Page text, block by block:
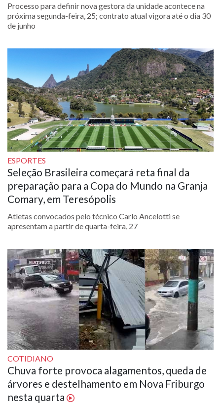
Processo para definir nova gestora da unidade acontece na
próxima segunda-feira, 25; contrato atual vigora até o dia 30
de junho
ESPORTES
Seleção Brasileira começará reta final da
preparação para a Copa do Mundo na Granja
Comary, em Teresópolis
Atletas convocados pelo técnico Carlo Ancelotti se
apresentam a partir de quarta-feira, 27
COTIDIANO
Chuva forte provoca alagamentos, queda de
árvores e destelhamento em Nova Friburgo
nesta quarta